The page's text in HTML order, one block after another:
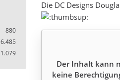
880
6.485
1.079
Die DC Designs
Der Inhalt kann
keine